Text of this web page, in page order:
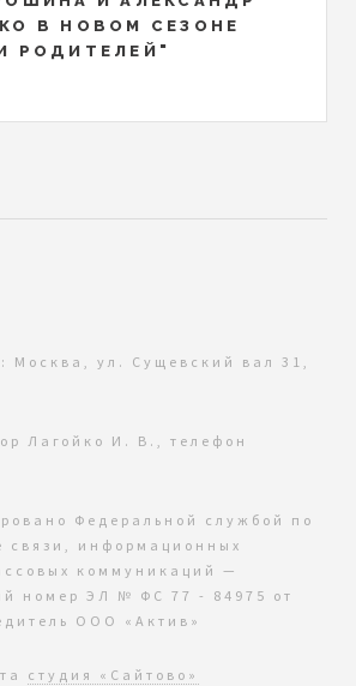
В НОВОМ СЕЗОНЕ
РОДИТЕЛЕЙ"
Москва, ул. Сущевский вал 31,
Лагойко И. В., телефон
Федеральной службой по
связи, информационных
коммуникаций —
номер ЭЛ № ФС 77 - 84975 от
ООО «Актив»
студия «Сайтово»